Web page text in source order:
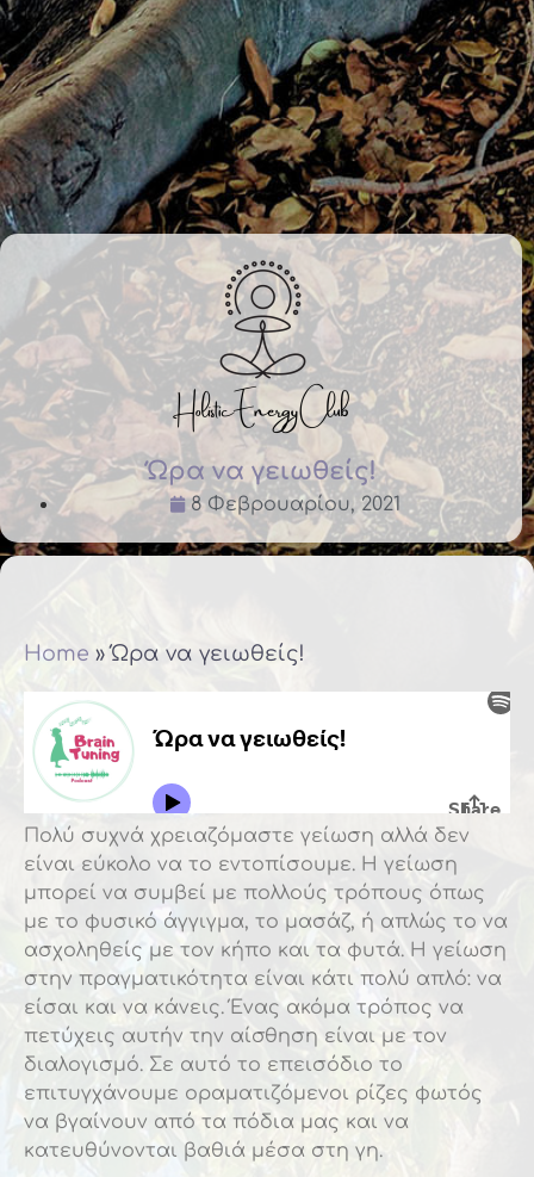
Ώρα να γειωθείς!
8 Φεβρουαρίου, 2021
Home »Ώρα να γειωθείς!
Πολύ συχνά χρειαζόμαστε γείωση αλλά δεν
είναι εύκολο να το εντοπίσουμε. Η γείωση
μπορεί να συμβεί με πολλούς τρόπους όπως
με το φυσικό άγγιγμα, το μασάζ, ή απλώς το να
ασχοληθείς με τον κήπο και τα φυτά. Η γείωση
στην πραγματικότητα είναι κάτι πολύ απλό: να
είσαι και να κάνεις. Ένας ακόμα τρόπος να
πετύχεις αυτήν την αίσθηση είναι με τον
διαλογισμό. Σε αυτό το επεισόδιο το
επιτυγχάνουμε οραματιζόμενοι ρίζες φωτός
να βγαίνουν από τα πόδια μας και να
κατευθύνονται βαθιά μέσα στη γη.